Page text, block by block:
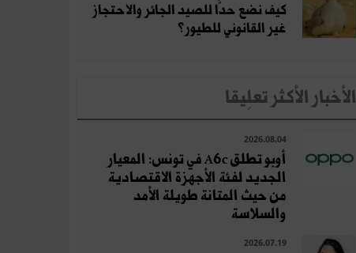
كيف نضع حدًّا للصيد الجائر والاحتجاز
غير القانوني للطيور؟
الأخبار الأكثر تعلِيقا
2026.08.04
أوبو تطلق A6c في تونس: المعيار
الجديد لفئة الأجهزة الاقتصادية
من حيث المتانة طويلة الأمد
والسلاسة
2026.07.19